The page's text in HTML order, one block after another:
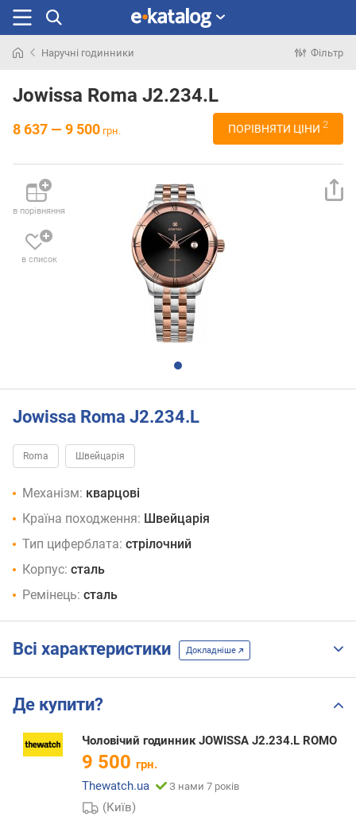
раніше
Наручні годинники Фільтр
Jowissa Roma J2.234.L
8 637 — 9 500 грн. ПОРІВНЯТИ ЦІНИ 2
в порівняння
в список
Jowissa Roma J2.234.L
Roma Швейцарія
Механізм: кварцові
Країна походження: Швейцарія
Тип циферблата: стрілочний
Корпус: сталь
Ремінець: сталь
Всі характеристики Докладніше
Де купити?
Чоловічий годинник JOWISSA J2.234.L ROMO
9 500 грн.
Thewatch.ua
З нами 7 років
(Київ)